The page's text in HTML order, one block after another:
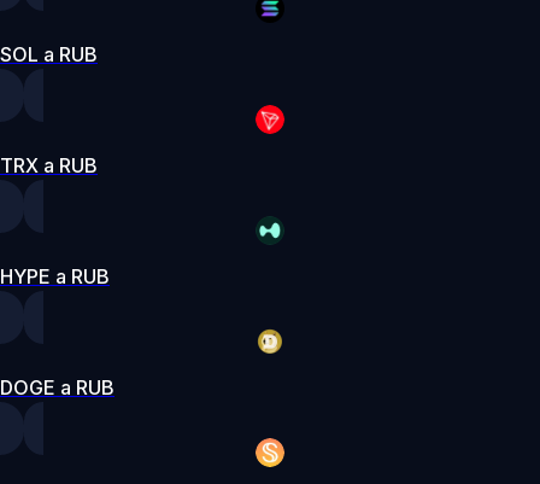
SOL a RUB
TRX a RUB
HYPE a RUB
DOGE a RUB